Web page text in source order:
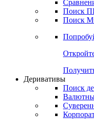
ETF & Funds
Поиск
Деривативы